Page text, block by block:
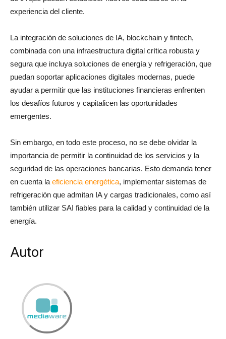
experiencia del cliente.
La integración de soluciones de IA, blockchain y fintech,
combinada con una infraestructura digital crítica robusta y
segura que incluya soluciones de energía y refrigeración, que
puedan soportar aplicaciones digitales modernas, puede
ayudar a permitir que las instituciones financieras enfrenten
los desafíos futuros y capitalicen las oportunidades
emergentes.
Sin embargo, en todo este proceso, no se debe olvidar la
importancia de permitir la continuidad de los servicios y la
seguridad de las operaciones bancarias. Esto demanda tener
en cuenta la eficiencia energética, implementar sistemas de
refrigeración que admitan IA y cargas tradicionales, como así
también utilizar SAI fiables para la calidad y continuidad de la
energía.
Autor